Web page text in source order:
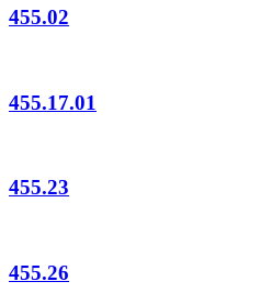
455.02
455.17.01
455.23
455.26